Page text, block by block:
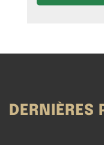
DERNIÈRES